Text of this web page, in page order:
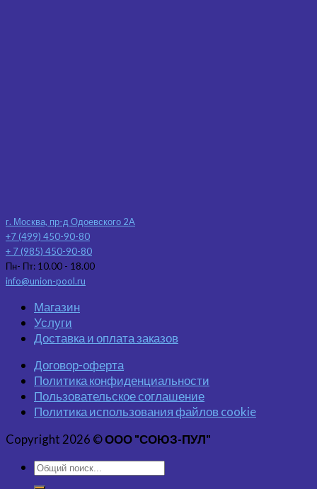
г. Москва, пр-д Одоевского 2А
+7 (499) 450-90-80
+ 7 (985) 450-90-80
Пн- Пт: 10.00 - 18.00
info@union-pool.ru
Магазин
Услуги
Доставка и оплата заказов
Договор-оферта
Политика конфиденциальности
Пользовательское соглашение
Политика использования файлов cookie
Copyright 2026 ©ООО "СОЮЗ-ПУЛ"